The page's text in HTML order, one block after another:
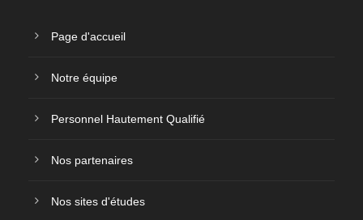
Page d'accueil
Notre équipe
Personnel Hautement Qualifié
Nos partenaires
Nos sites d'études